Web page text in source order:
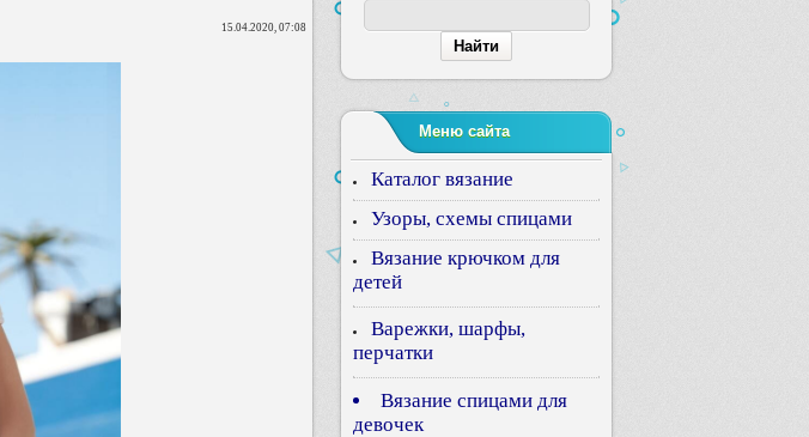
15.04.2020, 07:08
Меню сайта
Каталог вязание
Узоры, схемы спицами
Вязание крючком для
детей
Варежки, шарфы,
перчатки
Вязание спицами для
девочек